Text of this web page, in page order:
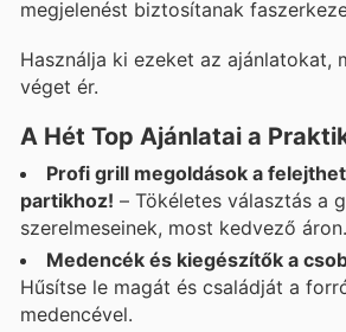
megjelenést biztosítanak
Használja ki ezeket az ajánlatokat,
véget ér.
A Hét Top Ajánlatai a
Profi grill megoldások a
partikhoz! – Tökéletes választás a
szerelmeseinek, most kedvező áron.
Medencék és kiegészítők a
Hűsítse le magát és családját a
medencével.